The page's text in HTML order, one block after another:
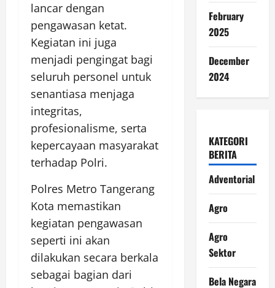
lancar dengan
pengawasan ketat.
Kegiatan ini juga
menjadi pengingat bagi
seluruh personel untuk
senantiasa menjaga
integritas,
profesionalisme, serta
kepercayaan masyarakat
terhadap Polri.
Polres Metro Tangerang
Kota memastikan
kegiatan pengawasan
seperti ini akan
dilakukan secara berkala
sebagai bagian dari
February
2025
December
2024
KATEGORI
BERITA
Adventorial
Agro
Agro
Sektor
Bela Negara